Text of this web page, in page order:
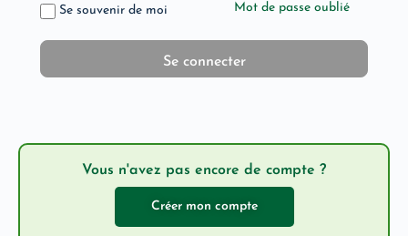
Se souvenir de moi Mot de passe oublié
Vous n'avez pas encore de compte ?
Créer mon compte